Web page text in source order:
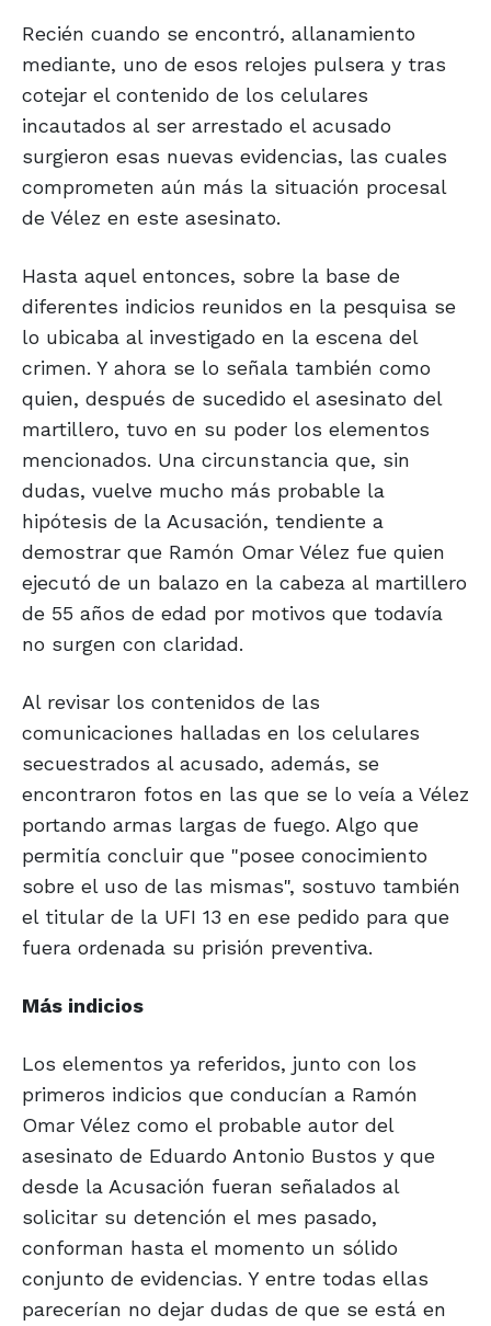
Recién cuando se encontró, allanamiento
mediante, uno de esos relojes pulsera y tras
cotejar el contenido de los celulares
incautados al ser arrestado el acusado
surgieron esas nuevas evidencias, las cuales
comprometen aún más la situación procesal
de Vélez en este asesinato.
Hasta aquel entonces, sobre la base de
diferentes indicios reunidos en la pesquisa se
lo ubicaba al investigado en la escena del
crimen. Y ahora se lo señala también como
quien, después de sucedido el asesinato del
martillero, tuvo en su poder los elementos
mencionados. Una circunstancia que, sin
dudas, vuelve mucho más probable la
hipótesis de la Acusación, tendiente a
demostrar que Ramón Omar Vélez fue quien
ejecutó de un balazo en la cabeza al martillero
de 55 años de edad por motivos que todavía
no surgen con claridad.
Al revisar los contenidos de las
comunicaciones halladas en los celulares
secuestrados al acusado, además, se
encontraron fotos en las que se lo veía a Vélez
portando armas largas de fuego. Algo que
permitía concluir que "posee conocimiento
sobre el uso de las mismas", sostuvo también
el titular de la UFI 13 en ese pedido para que
fuera ordenada su prisión preventiva.
Más indicios
Los elementos ya referidos, junto con los
primeros indicios que conducían a Ramón
Omar Vélez como el probable autor del
asesinato de Eduardo Antonio Bustos y que
desde la Acusación fueran señalados al
solicitar su detención el mes pasado,
conforman hasta el momento un sólido
conjunto de evidencias. Y entre todas ellas
parecerían no dejar dudas de que se está en